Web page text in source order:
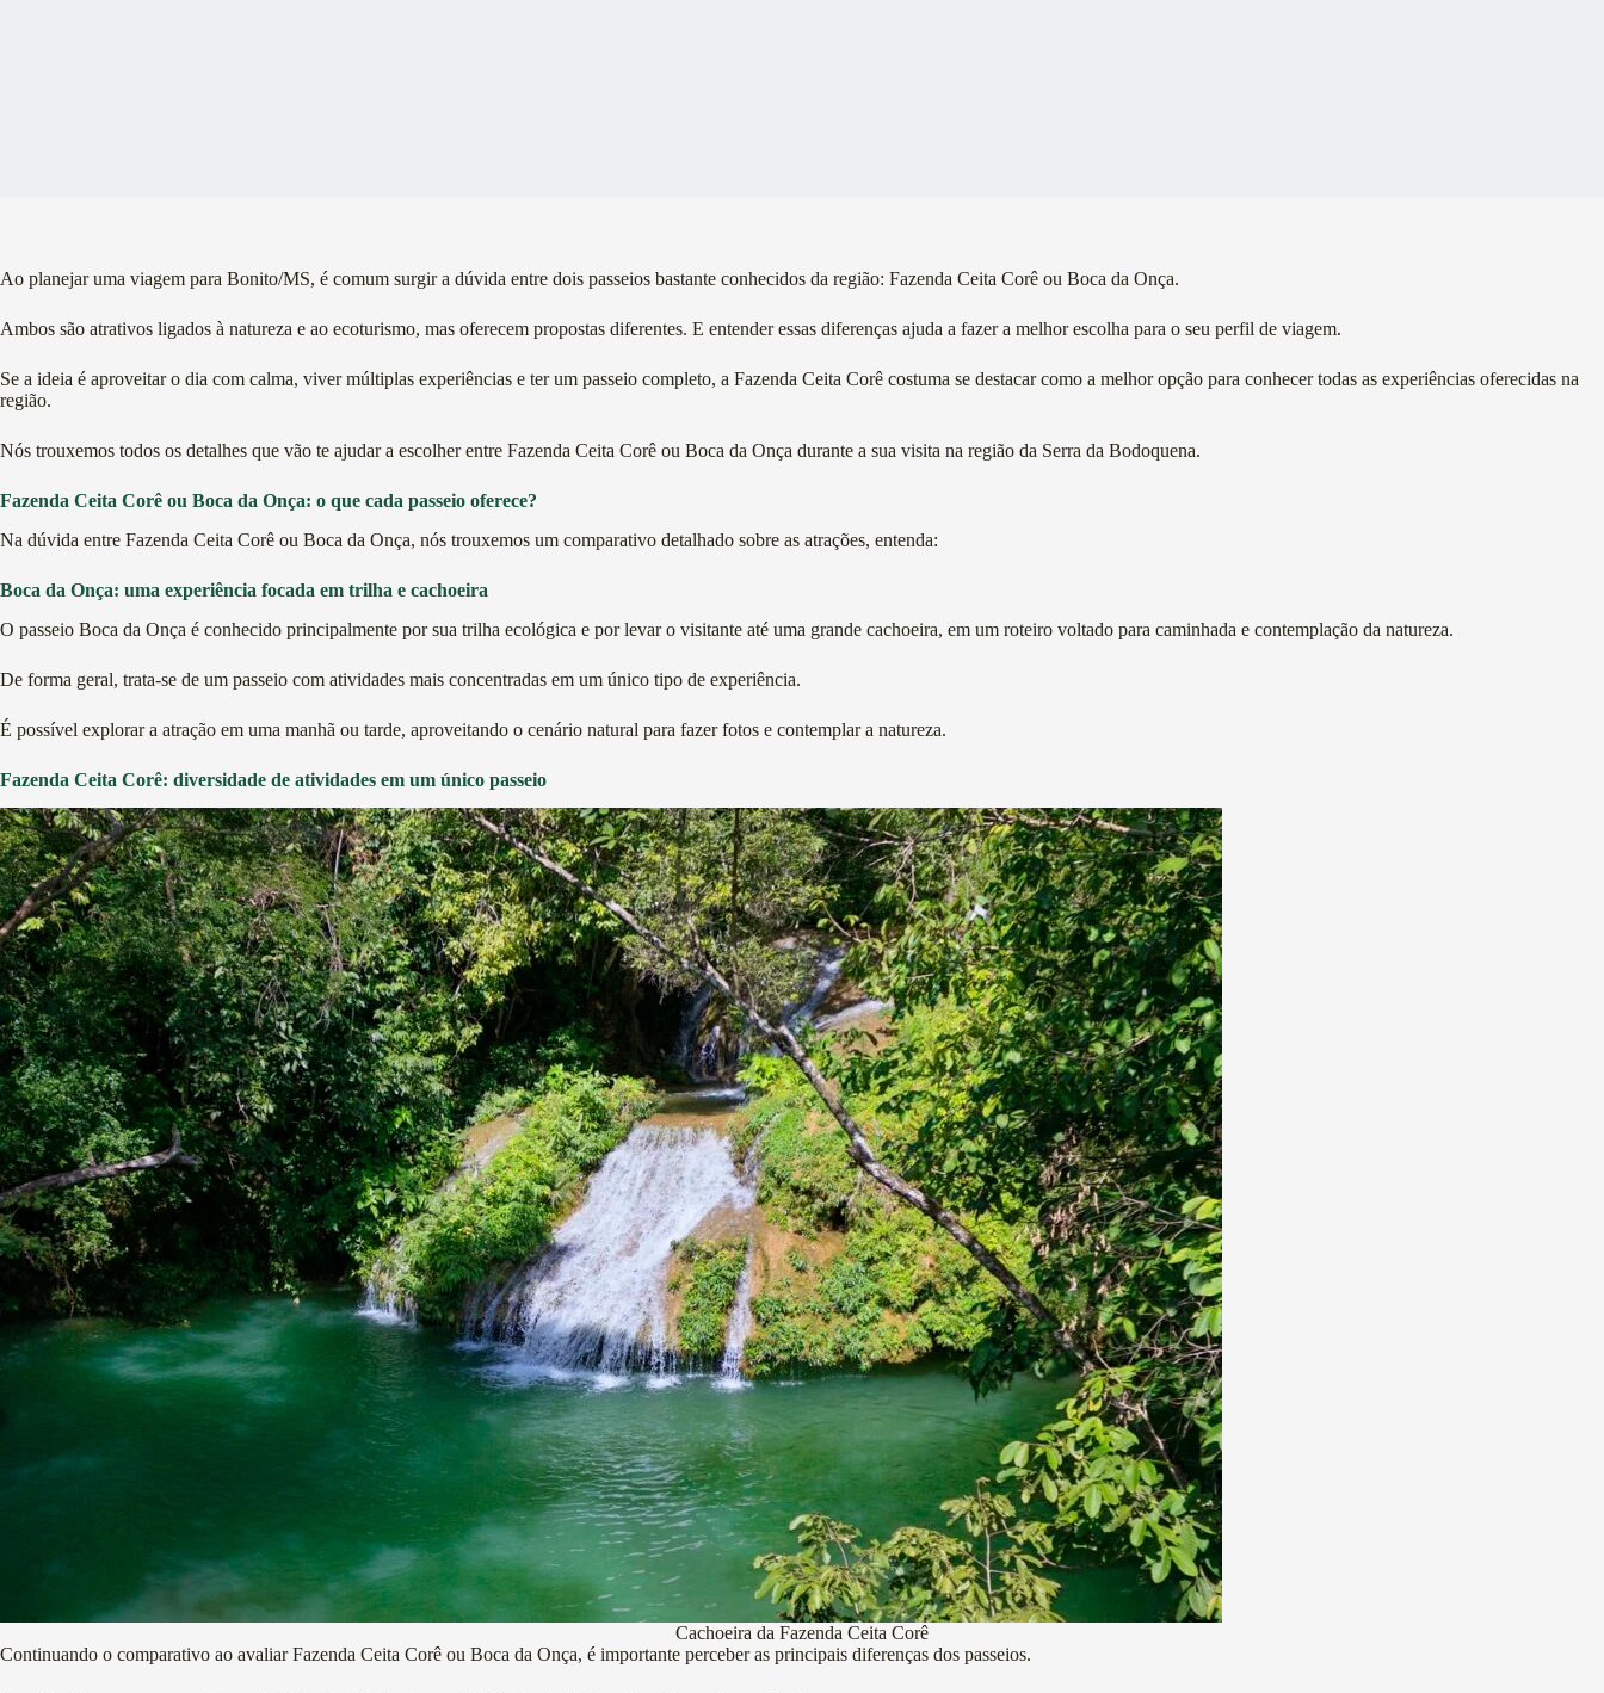
Ao planejar uma viagem para Bonito/MS, é comum surgir a dúvida entre dois passeios bastante conhecidos da região: Fazenda Ceita Corê ou Boca da Onça.
Ambos são atrativos ligados à natureza e ao ecoturismo, mas oferecem propostas diferentes. E entender essas diferenças ajuda a fazer a melhor escolha para o seu perfil de viagem.
Se a ideia é aproveitar o dia com calma, viver múltiplas experiências e ter um passeio completo, a Fazenda Ceita Corê costuma se destacar como a melhor opção para conhecer todas as experiências oferecidas na
região.
Nós trouxemos todos os detalhes que vão te ajudar a escolher entre Fazenda Ceita Corê ou Boca da Onça durante a sua visita na região da Serra da Bodoquena.
Fazenda Ceita Corê ou Boca da Onça: o que cada passeio oferece?
Na dúvida entre Fazenda Ceita Corê ou Boca da Onça, nós trouxemos um comparativo detalhado sobre as atrações, entenda:
Boca da Onça: uma experiência focada em trilha e cachoeira
O passeio Boca da Onça é conhecido principalmente por sua trilha ecológica e por levar o visitante até uma grande cachoeira, em um roteiro voltado para caminhada e contemplação da natureza.
De forma geral, trata-se de um passeio com atividades mais concentradas em um único tipo de experiência.
É possível explorar a atração em uma manhã ou tarde, aproveitando o cenário natural para fazer fotos e contemplar a natureza.
Fazenda Ceita Corê: diversidade de atividades em um único passeio
Cachoeira da Fazenda Ceita Corê
Continuando o comparativo ao avaliar Fazenda Ceita Corê ou Boca da Onça, é importante perceber as principais diferenças dos passeios.